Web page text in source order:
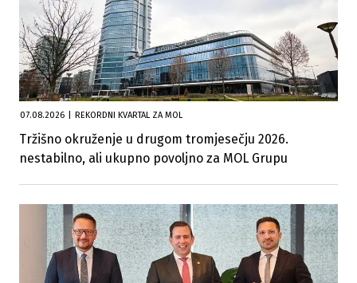
07.08.2026 REKORDNI KVARTAL ZA MOL
Tržišno okruženje u drugom tromjesečju 2026.
nestabilno, ali ukupno povoljno za MOL Grupu